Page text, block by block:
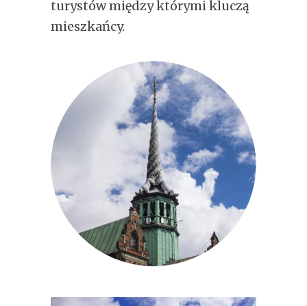
turystów między którymi kluczą
mieszkańcy.